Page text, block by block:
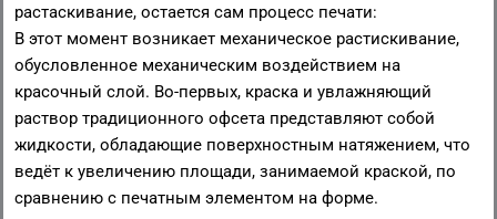
растаскивание, остается сам процесс печати:
В этот момент возникает механическое растискивание,
обусловленное механическим воздействием на
красочный слой. Во-первых, краска и увлажняющий
раствор традиционного офсета представляют собой
жидкости, обладающие поверхностным натяжением, что
ведёт к увеличению площади, занимаемой краской, по
сравнению с печатным элементом на форме.